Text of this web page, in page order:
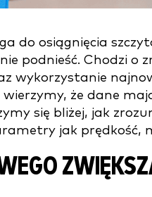
do osiągnięcia
podnieść. Chodzi o
wykorzystanie
że dane
się bliżej, jak
jak prędkość,